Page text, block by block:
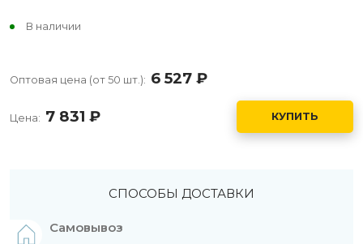
В наличии
Оптовая цена (от 50 шт.): 6 527
Цена: 7 831 КУПИТЬ
СПОСОБЫ ДОСТАВКИ
Самовывоз